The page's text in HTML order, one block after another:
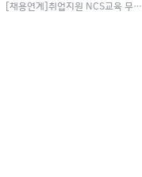
[채용연계]취업지원 NCS교육 무…